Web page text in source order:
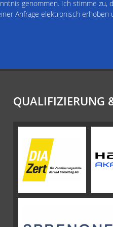
genommen. Ich stimme zu,
Anfrage elektronisch erhoben
QUALIFIZIERUNG